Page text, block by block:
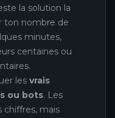
la solution la
ton nombre de
minutes,
centaines ou
les vrais
ou bots. Les
chiffres, mais